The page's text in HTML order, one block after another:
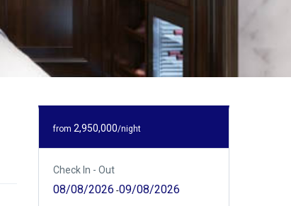
from 2,950,000/night
Check In - Out
08/08/2026 -09/08/2026